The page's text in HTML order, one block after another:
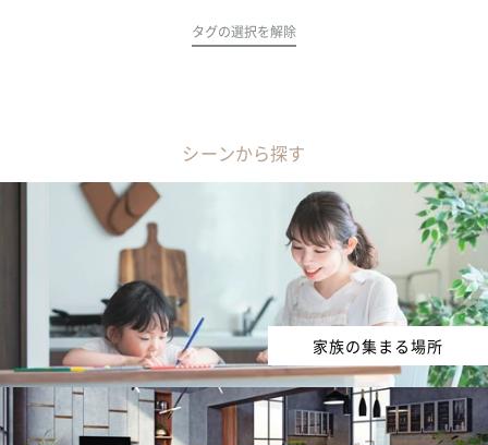
タグの選択を解除
シーンから探す
家族の集まる場所